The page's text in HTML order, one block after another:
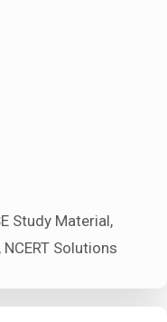
Study Material,
, NCERT Solutions